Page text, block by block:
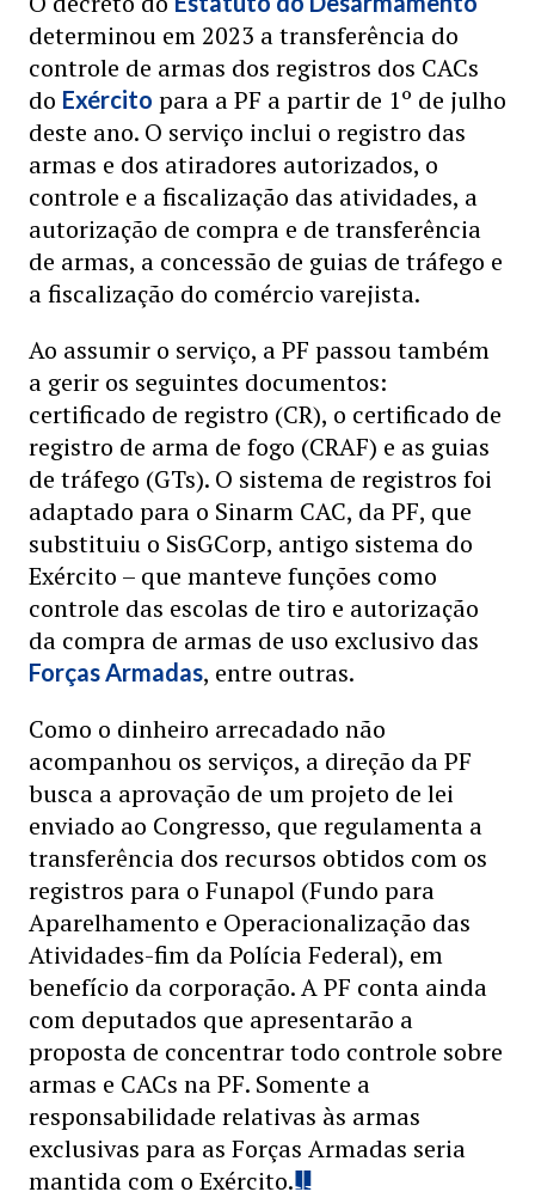
determinou em 2023 a transferência do
controle de armas dos registros dos CACs
do Exército para a PF a partir de 1º de julho
deste ano. O serviço inclui o registro das
armas e dos atiradores autorizados, o
controle e a fiscalização das atividades, a
autorização de compra e de transferência
de armas, a concessão de guias de tráfego e
a fiscalização do comércio varejista.
Ao assumir o serviço, a PF passou também
a gerir os seguintes documentos:
certificado de registro (CR), o certificado de
registro de arma de fogo (CRAF) e as guias
de tráfego (GTs). O sistema de registros foi
adaptado para o Sinarm CAC, da PF, que
substituiu o SisGCorp, antigo sistema do
Exército – que manteve funções como
controle das escolas de tiro e autorização
da compra de armas de uso exclusivo das
Forças Armadas, entre outras.
Como o dinheiro arrecadado não
acompanhou os serviços, a direção da PF
busca a aprovação de um projeto de lei
enviado ao Congresso, que regulamenta a
transferência dos recursos obtidos com os
registros para o Funapol (Fundo para
Aparelhamento e Operacionalização das
Atividades-fim da Polícia Federal), em
benefício da corporação. A PF conta ainda
com deputados que apresentarão a
proposta de concentrar todo controle sobre
armas e CACs na PF. Somente a
responsabilidade relativas às armas
exclusivas para as Forças Armadas seria
mantida com o Exército.